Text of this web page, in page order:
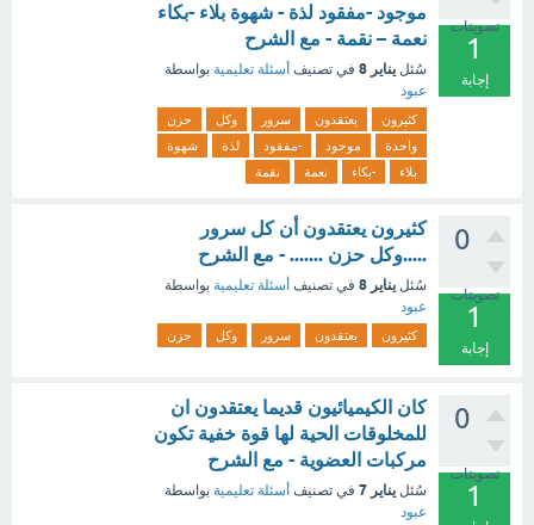
تصويتات
1
إجابة
موجود -مفقود لذة - شهوة بلاء -بكاء
نعمة – نقمة - مع الشرح
سُئل يناير 8 في تصنيف أسئلة تعليمية بواسطة
عبود
كثيرون يعتقدون سرور وكل
حزن
واحدة
موجود -مفقود لذة
شهوة
بلاء
-بكاء نعمة نقمة
0
تصويتات
1
إجابة
كثيرون يعتقدون أن كل سرور
.....وكل حزن ....... - مع الشرح
سُئل يناير 8 في تصنيف أسئلة تعليمية بواسطة
عبود
كثيرون يعتقدون سرور وكل حزن
0
تصويتات
1
كان الكيميائيون قديما يعتقدون ان
للمخلوقات الحية لها قوة خفية تكون
مركبات العضوية - مع الشرح
سُئل يناير 7 في تصنيف أسئلة تعليمية بواسطة
عبود